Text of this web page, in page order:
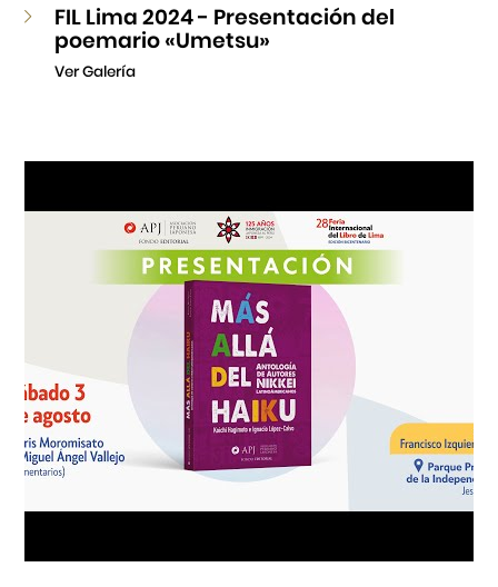
FIL Lima 2024 - Presentación del
poemario «Umetsu»
Ver Galería